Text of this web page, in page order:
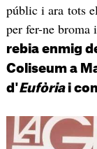
públic i ara tots
per fer-ne broma
rebia enmig
Coliseum a
d'Eufòriai